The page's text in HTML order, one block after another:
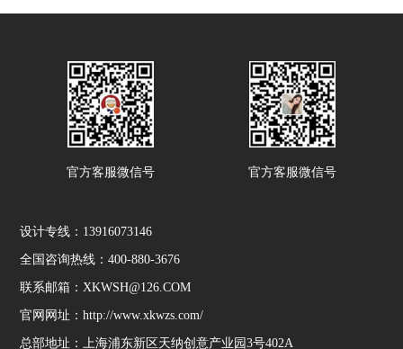
官方客服微信号 官方客服微信号
设计专线：13916073146
全国咨询热线：400-880-3676
联系邮箱：XKWSH@126.COM
官网网址：http://www.xkwzs.com/
总部地址：上海浦东新区天纳创意产业园3号402A